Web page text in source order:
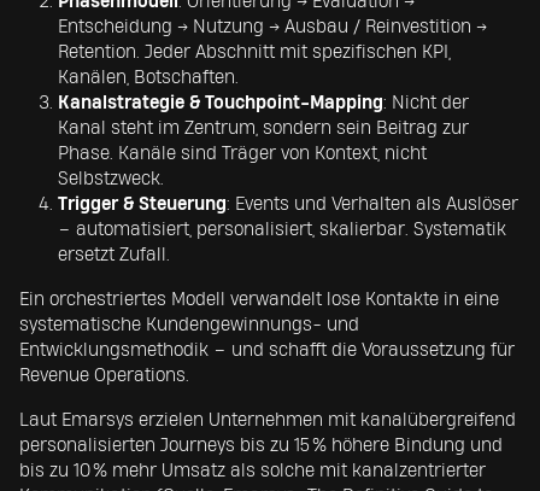
Entscheidung → Nutzung → Ausbau / Reinvestition →
Retention. Jeder Abschnitt mit spezifischen KPI,
Kanälen, Botschaften.
Kanalstrategie & Touchpoint-Mapping: Nicht der
Kanal steht im Zentrum, sondern sein Beitrag zur
Phase. Kanäle sind Träger von Kontext, nicht
Selbstzweck.
Trigger & Steuerung: Events und Verhalten als Auslöser
– automatisiert, personalisiert, skalierbar. Systematik
ersetzt Zufall.
Ein orchestriertes Modell verwandelt lose Kontakte in eine
systematische Kundengewinnungs- und
Entwicklungsmethodik – und schafft die Voraussetzung für
Revenue Operations.
Laut Emarsys erzielen Unternehmen mit kanalübergreifend
personalisierten Journeys bis zu 15 % höhere Bindung und
bis zu 10 % mehr Umsatz als solche mit kanalzentrierter